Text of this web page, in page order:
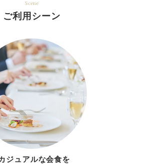
Scene
ご利用シーン
ジュアルな会食を